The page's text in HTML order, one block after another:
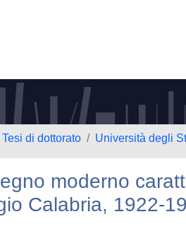
Tesi di dottorato Università degli
moderno
Calabria, 1922-